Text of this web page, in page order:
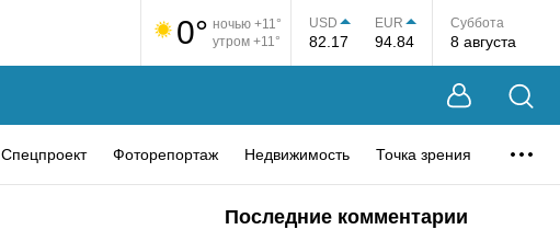
0° ночью +11°
утром +11°
USD
82.17
EUR
94.84
Суббота
8 августа
Спецпроект Фоторепортаж Недвижимость Точка зрения
Последние комментарии